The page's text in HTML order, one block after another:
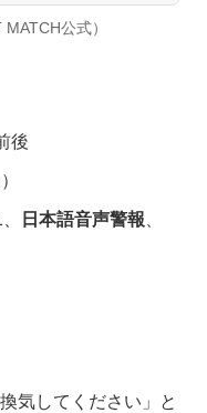
公式）
後
日本語音声警報
気してください」と